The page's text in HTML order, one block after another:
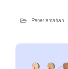
Penerjemahan